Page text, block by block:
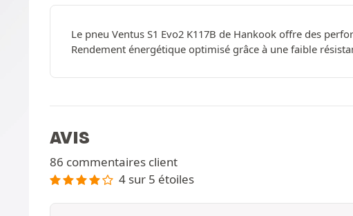
Le pneu Ventus S1 Evo2 K117B de Hankook offre des
Rendement énergétique optimisé grâce à une faible
AVIS
86 commentaires client
4 sur 5 étoiles